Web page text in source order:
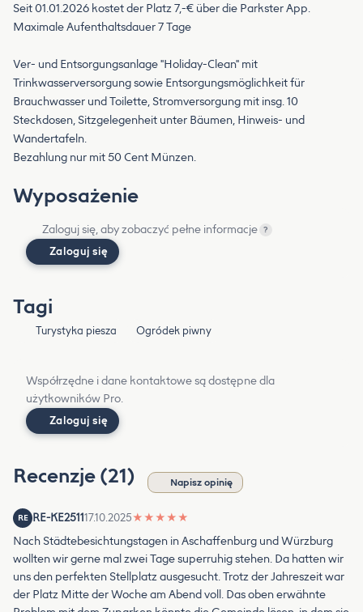
Seit 01.01.2026 kostet der Platz 7,-€ über die Parkster App.
Maximale Aufenthaltsdauer 7 Tage
Ver- und Entsorgungsanlage "Holiday-Clean" mit
Trinkwasserversorgung sowie Entsorgungsmöglichkeit für
Brauchwasser und Toilette, Stromversorgung mit insg. 10
Steckdosen, Sitzgelegenheit unter Bäumen, Hinweis- und
Wandertafeln.
Bezahlung nur mit 50 Cent Münzen.
Wyposażenie
Zaloguj się, aby zobaczyć pełne informacje ?
Zaloguj się
Tagi
Turystyka piesza Ogródek piwny
Współrzędne i dane kontaktowe są dostępne dla
użytkowników Pro.
Zaloguj się
Recenzje (21) Napisz opinię
RE RE-KE251117.10.2025★ ★ ★ ★ ★
Nach Städtebesichtungstagen in Aschaffenburg und Würzburg
wollten wir gerne mal zwei Tage superruhig stehen. Da hatten wir
uns den perfekten Stellplatz ausgesucht. Trotz der Jahreszeit war
der Platz Mitte der Woche am Abend voll. Das oben erwähnte